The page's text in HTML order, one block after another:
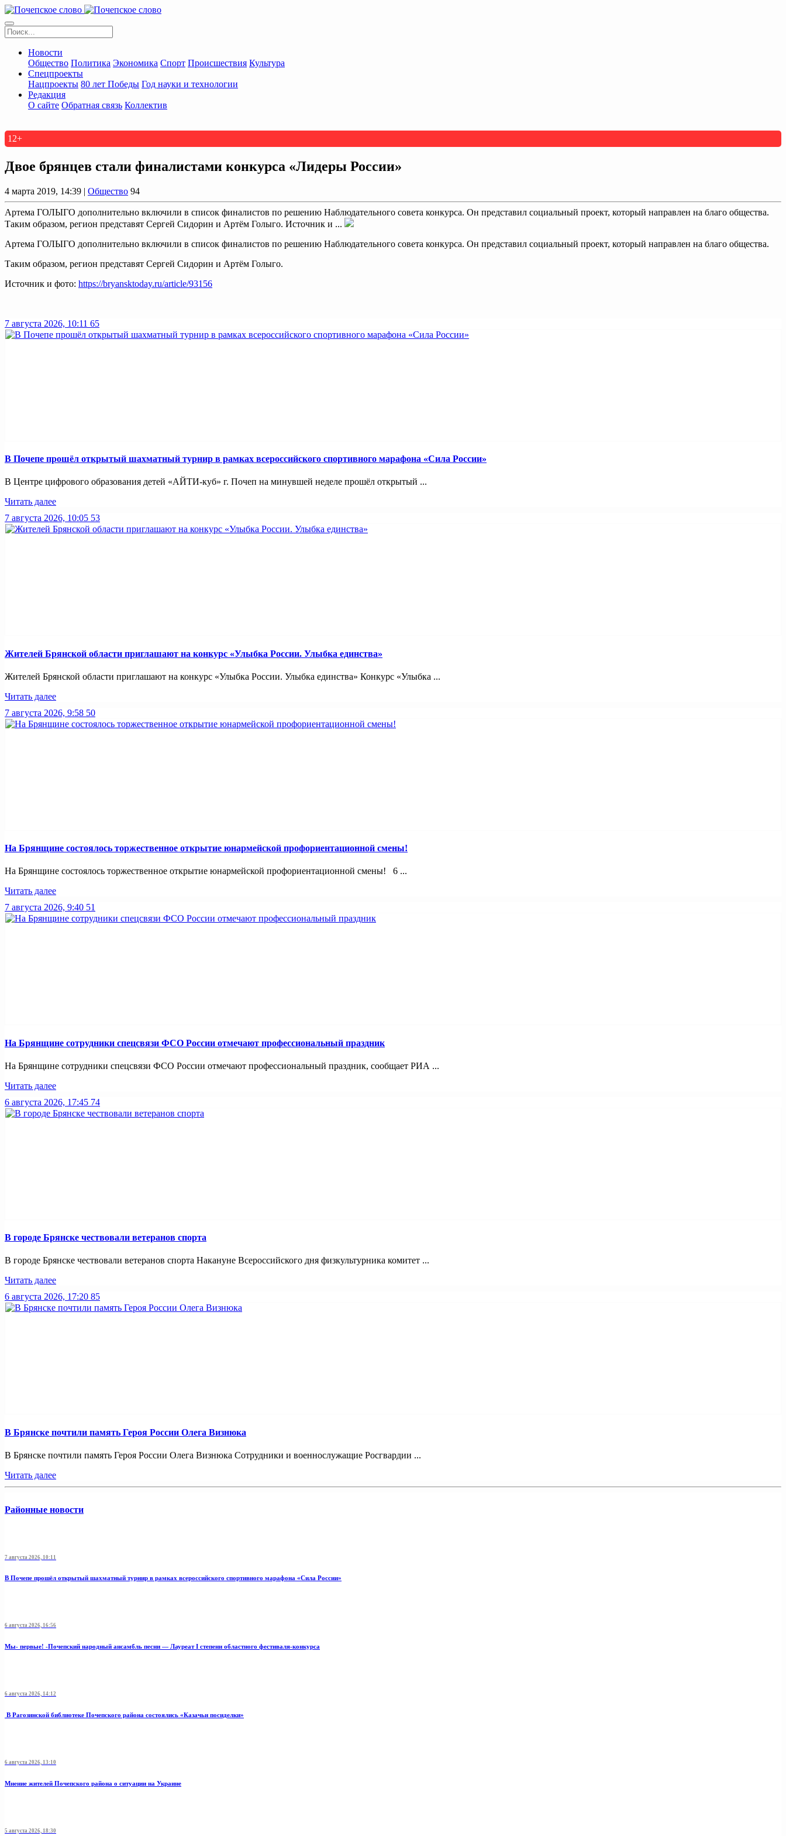
Новости
Общество Политика Экономика Спорт Происшествия Культура
Спецпроекты
Нацпроекты 80 лет Победы Год науки и технологии
Редакция
О сайте Обратная связь Коллектив
12+
Двое брянцев стали финалистами конкурса «Лидеры России»
4 марта 2019, 14:39 | Общество 94
Артема ГОЛЫГО дополнительно включили в список финалистов по решению Наблюдательного совета конкурса. Он представил социальный проект, который направлен на благо общества.
Таким образом, регион представят Сергей Сидорин и Артём Голыго. Источник и ...
Артема ГОЛЫГО дополнительно включили в список финалистов по решению Наблюдательного совета конкурса. Он представил социальный проект, который направлен на благо общества.
Таким образом, регион представят Сергей Сидорин и Артём Голыго.
Источник и фото: https://bryansktoday.ru/article/93156
7 августа 2026, 10:11 65
В Почепе прошёл открытый шахматный турнир в рамках всероссийского спортивного марафона «Сила России»
В Центре цифрового образования детей «АЙТИ-куб» г. Почеп на минувшей неделе прошёл открытый ...
Читать далее
7 августа 2026, 10:05 53
Жителей Брянской области приглашают на конкурс «Улыбка России. Улыбка единства»
Жителей Брянской области приглашают на конкурс «Улыбка России. Улыбка единства» Конкурс «Улыбка ...
Читать далее
7 августа 2026, 9:58 50
На Брянщине состоялось торжественное открытие юнармейской профориентационной смены!
На Брянщине состоялось торжественное открытие юнармейской профориентационной смены! 6 ...
Читать далее
7 августа 2026, 9:40 51
На Брянщине сотрудники спецсвязи ФСО России отмечают профессиональный праздник
На Брянщине сотрудники спецсвязи ФСО России отмечают профессиональный праздник, сообщает РИА ...
Читать далее
6 августа 2026, 17:45 74
В городе Брянске чествовали ветеранов спорта
В городе Брянске чествовали ветеранов спорта Накануне Всероссийского дня физкультурника комитет ...
Читать далее
6 августа 2026, 17:20 85
В Брянске почтили память Героя России Олега Визнюка
В Брянске почтили память Героя России Олега Визнюка Сотрудники и военнослужащие Росгвардии ...
Читать далее
Районные новости
7 августа 2026, 10:11
В Почепе прошёл открытый шахматный турнир в рамках всероссийского спортивного марафона «Сила России»
6 августа 2026, 16:56
Мы- первые! -Почепский народный ансамбль песни — Лауреат I степени областного фестиваля-конкурса
6 августа 2026, 14:12
В Рагозинской библиотеке Почепского района состоялись «Казачьи посиделки»
6 августа 2026, 13:10
Мнение жителей Почепского района о ситуации на Украине
5 августа 2026, 18:30